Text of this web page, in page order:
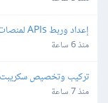
إعداد وربط APIs لمنصات الإعلانات (Production Ready)
منذ 6 ساعة
والمتجر
منذ 7 ساعة